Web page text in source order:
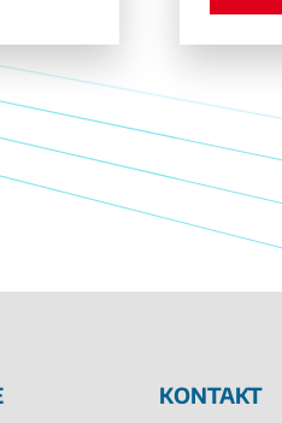
KONTAKT